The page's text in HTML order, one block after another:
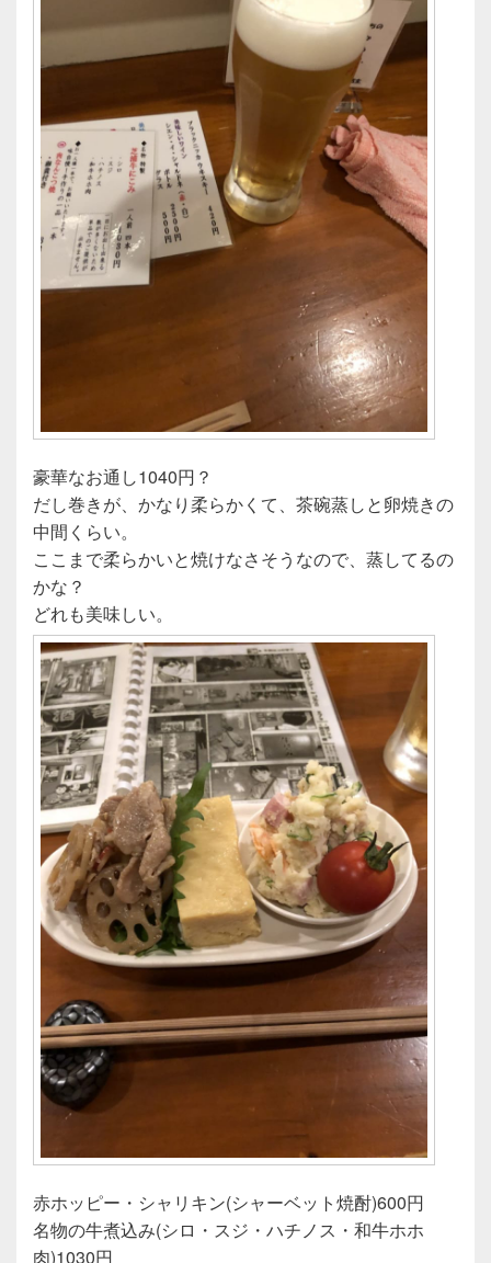
豪華なお通し1040円？
だし巻きが、かなり柔らかくて、茶碗蒸しと卵焼きの
中間くらい。
ここまで柔らかいと焼けなさそうなので、蒸してるの
かな？
どれも美味しい。
赤ホッピー・シャリキン(シャーベット焼酎)600円
名物の牛煮込み(シロ・スジ・ハチノス・和牛ホホ
肉)1030円